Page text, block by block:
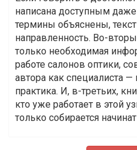
написана доступным
термины объяснены,
направленность. Во-
только необходимая
работе салонов оптики,
автора как специалиста —
практика. И, в-третьих,
кто уже работает в этой
только собирается